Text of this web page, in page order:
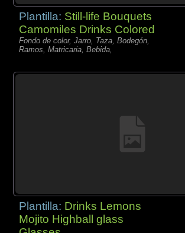
Plantilla: Still-life Bouquets
Camomiles Drinks Colored
Fondo de color, Jarro, Taza, Bodegón,
Ramos, Matricaria, Bebida,
Plantilla: Drinks Lemons
Mojito Highball glass